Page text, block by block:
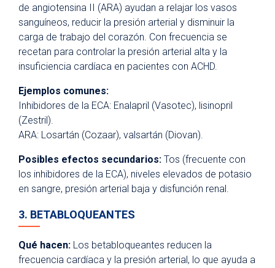
de angiotensina II (ARA) ayudan a relajar los vasos
sanguíneos, reducir la presión arterial y disminuir la
carga de trabajo del corazón. Con frecuencia se
recetan para controlar la presión arterial alta y la
insuficiencia cardíaca en pacientes con ACHD.
Ejemplos comunes:
Inhibidores de la ECA: Enalapril (Vasotec), lisinopril
(Zestril).
ARA: Losartán (Cozaar), valsartán (Diovan).
Posibles efectos secundarios: Tos (frecuente con
los inhibidores de la ECA), niveles elevados de potasio
en sangre, presión arterial baja y disfunción renal.
3. BETABLOQUEANTES
Qué hacen: Los betabloqueantes reducen la
frecuencia cardíaca y la presión arterial, lo que ayuda a